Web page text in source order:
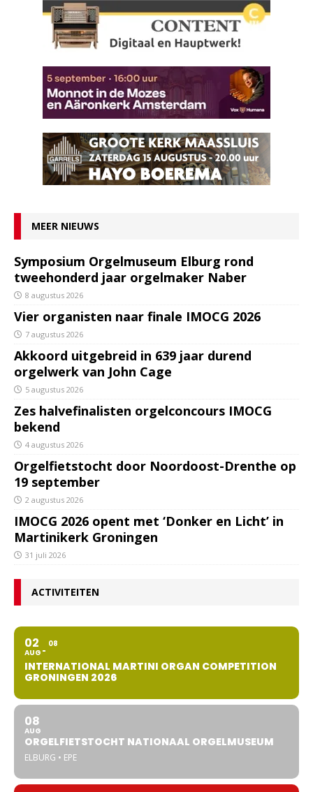
MEER NIEUWS
Symposium Orgelmuseum Elburg rond
tweehonderd jaar orgelmaker Naber
8 augustus 2026
Vier organisten naar finale IMOCG 2026
7 augustus 2026
Akkoord uitgebreid in 639 jaar durend
orgelwerk van John Cage
5 augustus 2026
Zes halvefinalisten orgelconcours IMOCG
bekend
4 augustus 2026
Orgelfietstocht door Noordoost-Drenthe op
19 september
2 augustus 2026
IMOCG 2026 opent met ‘Donker en Licht’ in
Martinikerk Groningen
31 juli 2026
ACTIVITEITEN
02
AUG
08
INTERNATIONAL MARTINI ORGAN COMPETITION
GRONINGEN 2026
08
AUG
ORGELFIETSTOCHT NATIONAAL ORGELMUSEUM
ELBURG • EPE